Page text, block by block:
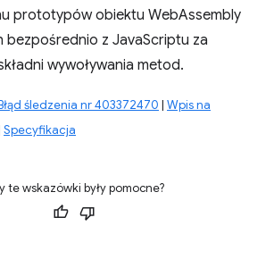
prototypów obiektu WebAssembly
bezpośrednio z JavaScriptu za
wywoływania metod.
śledzenia nr 403372470 | Wpis na
Specyfikacja
te wskazówki były pomocne?